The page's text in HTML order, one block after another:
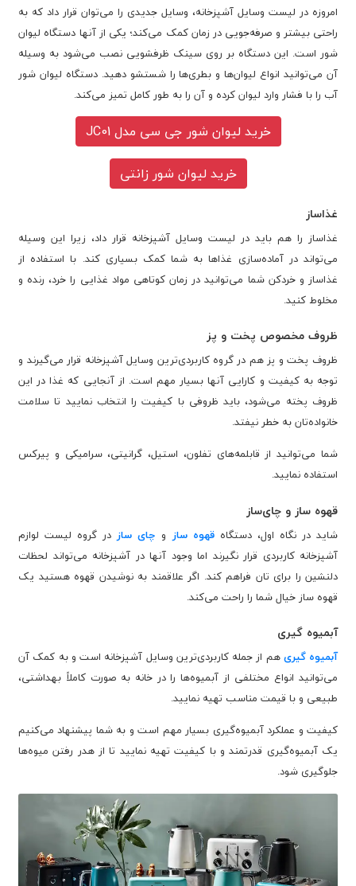
امروزه در لیست وسایل آشپزخانه، وسایل جدیدی را می‌توان قرار داد که به
راحتی بیشتر و صرفه‌جویی در زمان کمک می‌کند؛ یکی از آنها دستگاه لیوان
شور است. این دستگاه بر روی سینک ظرفشویی نصب می‌شود به وسیله
آن می‌توانید انواع لیوان‌ها و بطری‌ها را شستشو دهید. دستگاه لیوان شور
آب را با فشار وارد لیوان کرده و آن را به طور کامل تمیز می‌کند.
خرید لیوان شور جی سی مدل JC01
خرید لیوان شور زانتی
غذاساز
غذاساز را هم باید در لیست وسایل آشپزخانه قرار داد، زیرا این وسیله
می‌تواند در آماده‌سازی غذاها به شما کمک بسیاری کند. با استفاده از
غذاساز و خردکن شما می‌توانید در زمان کوتاهی مواد غذایی را خرد، رنده و
مخلوط کنید.
ظروف مخصوص پخت و پز
ظروف پخت و پز هم در گروه کاربردی‌ترین وسایل آشپزخانه قرار می‌گیرند و
توجه به کیفیت و کارایی آنها بسیار مهم است. از آنجایی که غذا در این
ظروف پخته می‌شود، باید ظروفی با کیفیت را انتخاب نمایید تا سلامت
خانواده‌تان به خطر نیفتد.
شما می‌توانید از قابلمه‌های تفلون، استیل، گرانیتی، سرامیکی و پیرکس
استفاده نمایید.
قهوه ساز و چای‌ساز
شاید در نگاه اول، دستگاهقهوه ساز و چای سازدر گروه لیست لوازم
آشپزخانه کاربردی قرار نگیرند اما وجود آنها در آشپزخانه می‌تواند لحظات
دلنشین را برای تان فراهم کند. اگر علاقمند به نوشیدن قهوه هستید یک
قهوه ساز خیال شما را راحت می‌کند.
آبمیوه گیری
آبمیوه گیریهم از جمله کاربردی‌ترین وسایل آشپزخانه است و به کمک آن
می‌توانید انواع مختلفی از آبمیوه‌ها را در خانه به صورت کاملاً بهداشتی،
طبیعی و با قیمت مناسب تهیه نمایید.
کیفیت و عملکرد آبمیوه‌گیری بسیار مهم است و به شما پیشنهاد می‌کنیم
یک آبمیوه‌گیری قدرتمند و با کیفیت تهیه نمایید تا از هدر رفتن میوه‌ها
جلوگیری شود.